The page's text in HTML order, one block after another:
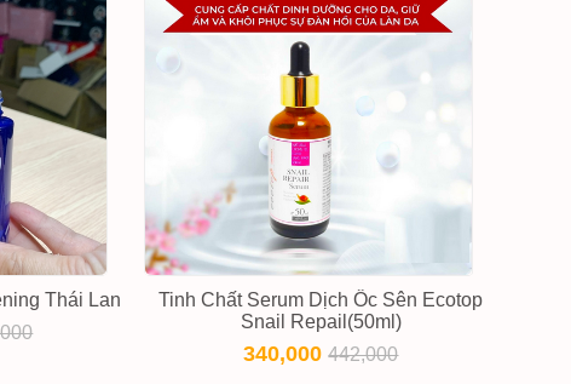
Thái Lan
Tinh Chất Serum Dịch Ốc Sên Ecotop
Snail Repail(50ml)
340,000442,000